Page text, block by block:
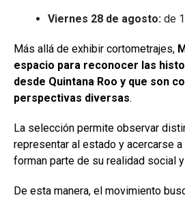
Viernes 28 de agosto: de
Más allá de exhibir cortometrajes,
espacio para reconocer las
desde Quintana Roo y que son
perspectivas diversas.
La selección permite observar
representar al estado y acercarse
forman parte de su realidad social
De esta manera, el movimiento